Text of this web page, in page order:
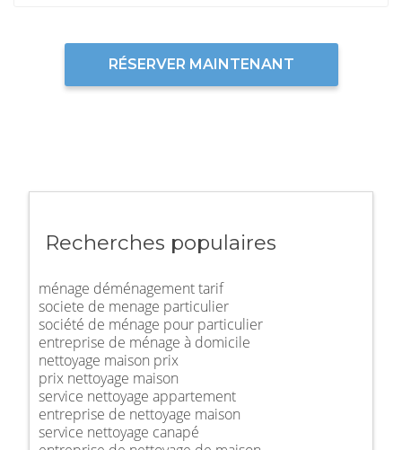
RÉSERVER MAINTENANT
Recherches populaires
ménage déménagement tarif
societe de menage particulier
société de ménage pour particulier
entreprise de ménage à domicile
nettoyage maison prix
prix nettoyage maison
service nettoyage appartement
entreprise de nettoyage maison
service nettoyage canapé